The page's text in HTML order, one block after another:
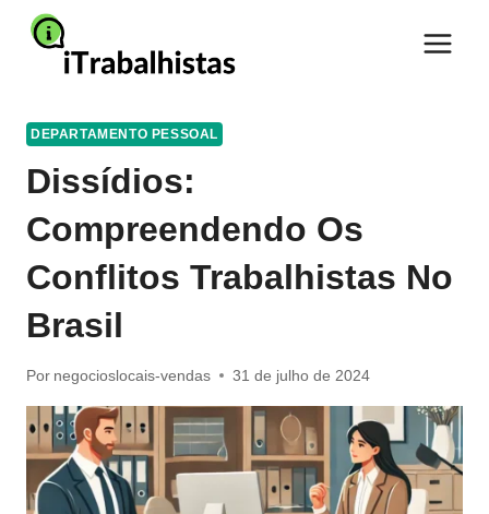
Pular
para
DEPARTAMENTO PESSOAL
Dissídios:
Compreendendo Os
Conflitos Trabalhistas No
Brasil
Por negocioslocais-vendas 31 de julho de 2024